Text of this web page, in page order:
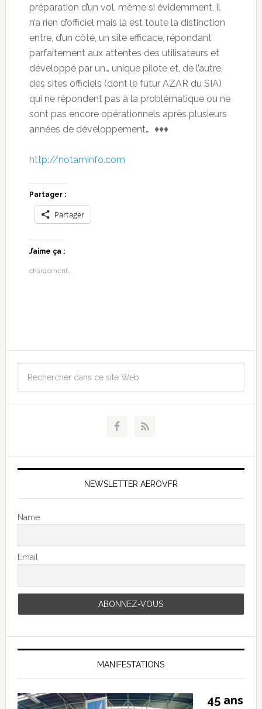
préparation d’un vol, même si évidemment, il
n’a rien d’officiel mais là est toute la distinction
entre, d’un côté, un site efficace, répondant
parfaitement aux attentes des utilisateurs et
développé par un… unique pilote et, de l’autre,
des sites officiels (dont le futur AZAR du SIA)
qui ne répondent pas à la problématique ou ne
sont pas encore opérationnels après plusieurs
années de développement… ♦♦♦
http://notaminfo.com
Partager :
Partager
J’aime ça :
chargement…
NEWSLETTER AEROVFR
Name
Email
MANIFESTATIONS
45 ans